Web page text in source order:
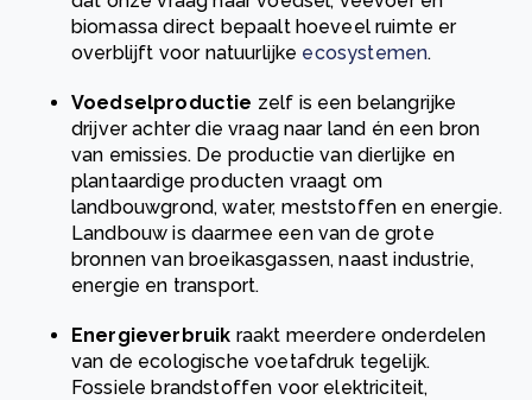
biomassa direct bepaalt hoeveel ruimte er
overblijft voor natuurlijke ecosystemen.
Voedselproductie zelf is een belangrijke
drijver achter die vraag naar land én een bron
van emissies. De productie van dierlijke en
plantaardige producten vraagt om
landbouwgrond, water, meststoffen en energie.
Landbouw is daarmee een van de grote
bronnen van broeikasgassen, naast industrie,
energie en transport.
Energieverbruik raakt meerdere onderdelen
van de ecologische voetafdruk tegelijk.
Fossiele brandstoffen voor elektriciteit,